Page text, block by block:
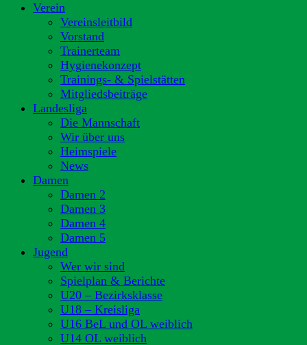
Verein
Vereinsleitbild
Vorstand
Trainerteam
Hygienekonzept
Trainings- & Spielstätten
Mitgliedsbeiträge
Landesliga
Die Mannschaft
Wir über uns
Heimspiele
News
Damen
Damen 2
Damen 3
Damen 4
Damen 5
Jugend
Wer wir sind
Spielplan & Berichte
U20 – Bezirksklasse
U18 – Kreisliga
U16 BeL und OL weiblich
U14 OL weiblich